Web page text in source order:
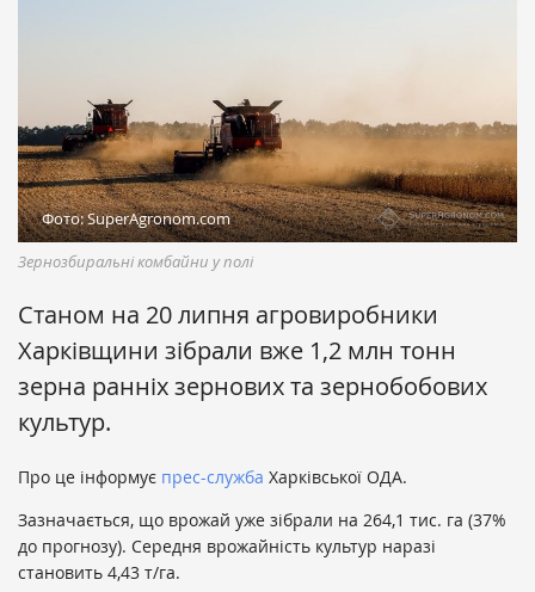
Фото: SuperAgronom.com
Зернозбиральні комбайни у полі
Станом на 20 липня агровиробники
Харківщини зібрали вже 1,2 млн тонн
зерна ранніх зернових та зернобобових
культур.
Про це інформує прес-служба Харківської ОДА.
Зазначається, що врожай уже зібрали на 264,1 тис. га (37%
до прогнозу). Середня врожайність культур наразі
становить 4,43 т/га.